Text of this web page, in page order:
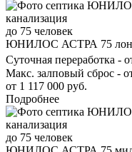
до 75 человек
ЮНИЛОС АСТРА 75
Суточная переработка -
Макс. залповый сброс -
от 1 117 000 руб.
Подробнее
до 75 человек